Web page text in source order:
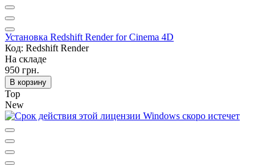
Установка Redshift Render for Cinema 4D
Код: Redshift Render
На складе
950 грн.
В корзину
Top
New